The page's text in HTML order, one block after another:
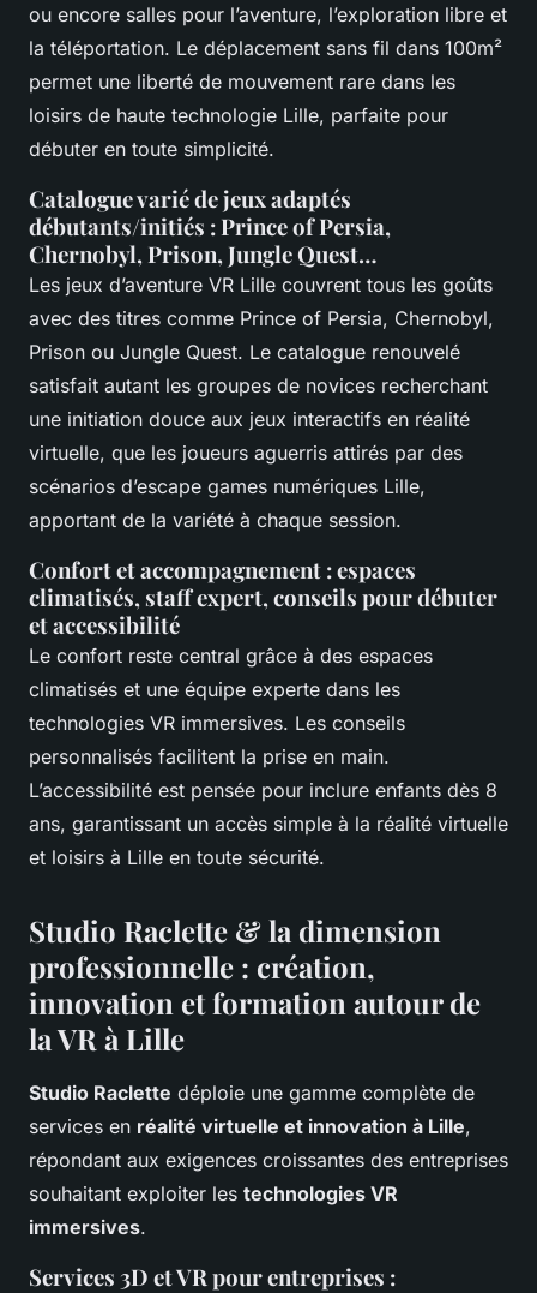
ou encore salles pour l’aventure, l’exploration libre et
la téléportation. Le déplacement sans fil dans 100m²
permet une liberté de mouvement rare dans les
loisirs de haute technologie Lille, parfaite pour
débuter en toute simplicité.
Catalogue varié de jeux adaptés
débutants/initiés : Prince of Persia,
Chernobyl, Prison, Jungle Quest…
Les jeux d’aventure VR Lille couvrent tous les goûts
avec des titres comme Prince of Persia, Chernobyl,
Prison ou Jungle Quest. Le catalogue renouvelé
satisfait autant les groupes de novices recherchant
une initiation douce aux jeux interactifs en réalité
virtuelle, que les joueurs aguerris attirés par des
scénarios d’escape games numériques Lille,
apportant de la variété à chaque session.
Confort et accompagnement : espaces
climatisés, staff expert, conseils pour débuter
et accessibilité
Le confort reste central grâce à des espaces
climatisés et une équipe experte dans les
technologies VR immersives. Les conseils
personnalisés facilitent la prise en main.
L’accessibilité est pensée pour inclure enfants dès 8
ans, garantissant un accès simple à la réalité virtuelle
et loisirs à Lille en toute sécurité.
Studio Raclette & la dimension
professionnelle : création,
innovation et formation autour de
la VR à Lille
Studio Raclette déploie une gamme complète de
services en réalité virtuelle et innovation à Lille,
répondant aux exigences croissantes des entreprises
souhaitant exploiter les technologies VR
immersives.
Services 3D et VR pour entreprises :